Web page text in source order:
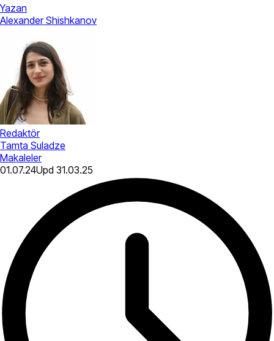
Yazan
Alexander Shishkanov
Redaktör
Tamta Suladze
Makaleler
01.07.24Upd 31.03.25